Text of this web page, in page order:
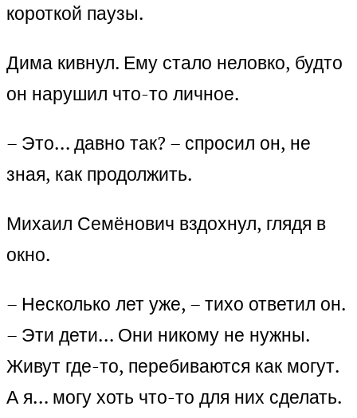
короткой паузы.
Дима кивнул. Ему стало неловко, будто
он нарушил что-то личное.
– Это… давно так? – спросил он, не
зная, как продолжить.
Михаил Семёнович вздохнул, глядя в
окно.
– Несколько лет уже, – тихо ответил он.
– Эти дети… Они никому не нужны.
Живут где-то, перебиваются как могут.
А я… могу хоть что-то для них сделать.